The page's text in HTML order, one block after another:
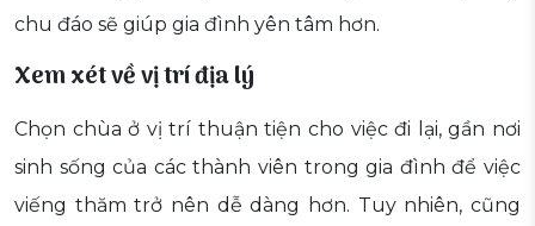
chu đáo sẽ giúp gia đình yên tâm hơn.
Xem xét về vị trí địa lý
Chọn chùa ở vị trí thuận tiện cho việc đi lại, gần nơi
sinh sống của các thành viên trong gia đình để việc
viếng thăm trở nên dễ dàng hơn. Tuy nhiên, cũng